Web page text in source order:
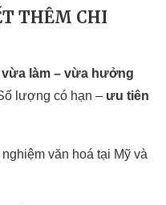
THÊM CHI
vừa làm – vừa hưởng
lượng có hạn – ưu tiên
văn hoá tại Mỹ và